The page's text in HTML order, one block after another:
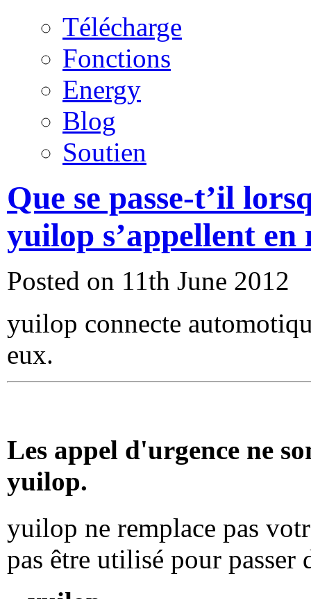
Télécharge
Fonctions
Energy
Blog
Soutien
Que se passe-t’il
yuilop s’appellent en
Posted on 11th June 2012
yuilop connecte
eux.
Les appel d'urgence ne
yuilop.
yuilop ne remplace pas
pas être utilisé pour passer